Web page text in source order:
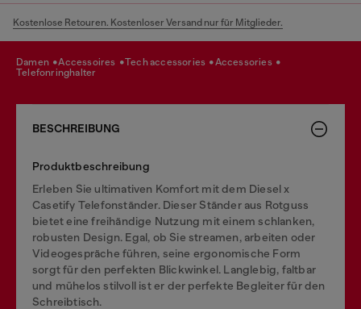
Kostenlose Retouren. Kostenloser Versand nur für Mitglieder.
damen accessoires tech accessories
accessories
telefonringhalter
BESCHREIBUNG
Produktbeschreibung
Erleben Sie ultimativen Komfort mit dem Diesel x
Casetify Telefonständer. Dieser Ständer aus Rotguss
bietet eine freihändige Nutzung mit einem schlanken,
robusten Design. Egal, ob Sie streamen, arbeiten oder
Videogespräche führen, seine ergonomische Form
sorgt für den perfekten Blickwinkel. Langlebig, faltbar
und mühelos stilvoll ist er der perfekte Begleiter für den
Schreibtisch.